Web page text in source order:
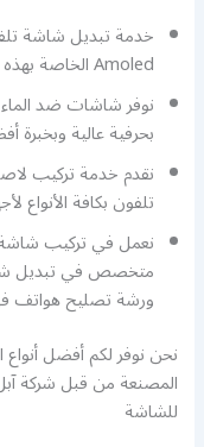
Amoled الخاصة بهذه النوع من الهواتف الذكية
نوفر شاشات ضد
بحرفية عالية وبخبرة
نقدم خدمة تركيب
تلفون بكافة الأنواع
متخصص في تبديل
ورشة تصليح هواتف
نحن نوفر لكم أفضل
للشاشة